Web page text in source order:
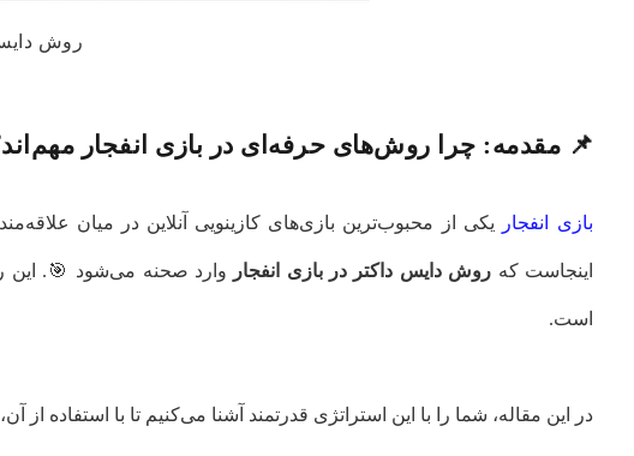
روش دایس
📌 مقدمه: چرا روش‌های حرفه‌ای در بازی انفجار
بازی انفجار یکی از محبوب‌ترین بازی‌های کازینویی آنلاین در میان
اینجاست که روش دایس داکتر در بازی انفجار وارد صحنه می‌شود 🎯. این
است.
در این مقاله، شما را با این استراتژی قدرتمند آشنا می‌کنیم تا با استفاده